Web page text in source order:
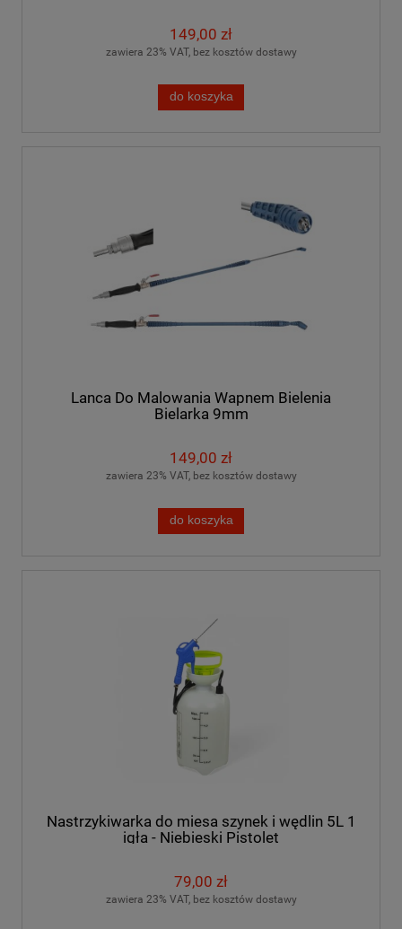
149,00 zł
zawiera 23% VAT, bez kosztów dostawy
do koszyka
Lanca Do Malowania Wapnem Bielenia
Bielarka 9mm
149,00 zł
zawiera 23% VAT, bez kosztów dostawy
do koszyka
Nastrzykiwarka do miesa szynek i wędlin 5L 1
igła - Niebieski Pistolet
79,00 zł
zawiera 23% VAT, bez kosztów dostawy